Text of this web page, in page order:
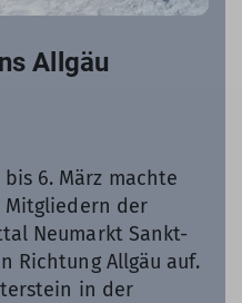
Allgäu
6. März machte
Mitgliedern der
Neumarkt Sankt-
Richtung Allgäu auf.
in der